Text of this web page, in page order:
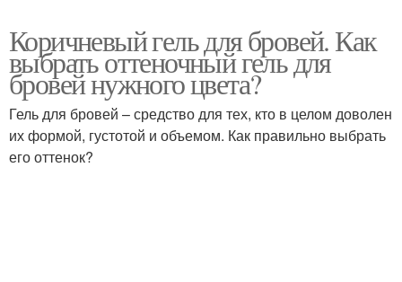
Коричневый гель для бровей. Как
выбрать оттеночный гель для
бровей нужного цвета?
Гель для бровей – средство для тех, кто в целом доволен
их формой, густотой и объемом. Как правильно выбрать
его оттенок?